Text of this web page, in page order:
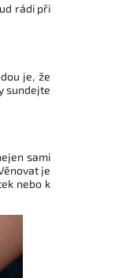
rádi při
je, že
sundejte
sami
je
nebo k